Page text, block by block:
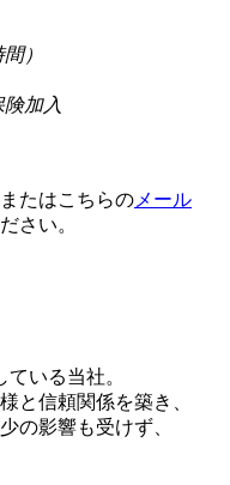
8時間）
険加入
たはこちらのメール
さい。
いる当社。
と信頼関係を築き、
の影響も受けず、